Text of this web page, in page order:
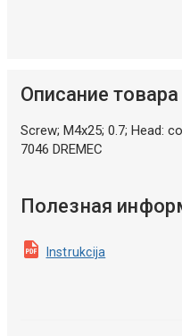
Описание товара
Screw; M4x25; 0.7; Head:
7046 DREMEC
Полезная
Instrukcija